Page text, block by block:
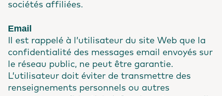
sociétés affiliées.
Email
Il est rappelé à l’utilisateur du site Web que la
confidentialité des messages email envoyés sur
le réseau public, ne peut être garantie.
L’utilisateur doit éviter de transmettre des
renseignements personnels ou autres